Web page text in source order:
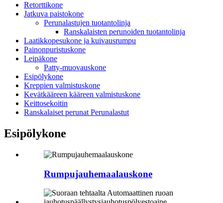
Retorttikone
Jatkuva paistokone
Perunalastujen tuotantolinja
Ranskalaisten perunoiden tuotantolinja
Laatikkopesukone ja kuivausrumpu
Painonpuristuskone
Leipäkone
Patty-muovauskone
Esipölykone
Kreppien valmistuskone
Kevätkääreen kääreen valmistuskone
Keittosekoitin
Ranskalaiset perunat Perunalastut
Esipölykone
Rumpujauhemaalauskone